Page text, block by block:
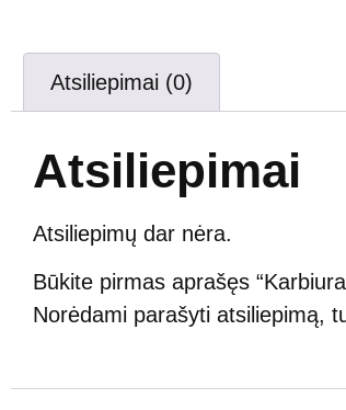
Atsiliepimai (0)
Atsiliepimai
Atsiliepimų dar nėra.
Būkite pirmas aprašęs
Norėdami parašyti atsiliepimą,